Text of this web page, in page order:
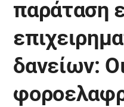
παράταση
δανείων: